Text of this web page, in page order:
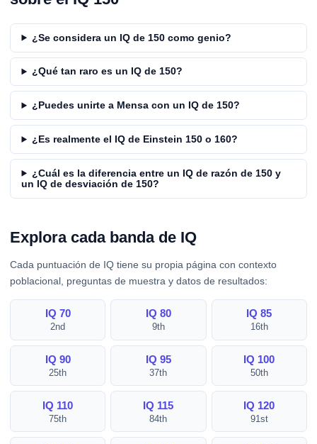
¿Se considera un IQ de 150 como genio?
¿Qué tan raro es un IQ de 150?
¿Puedes unirte a Mensa con un IQ de 150?
¿Es realmente el IQ de Einstein 150 o 160?
¿Cuál es la diferencia entre un IQ de razón de 150 y
un IQ de desviación de 150?
Explora cada banda de IQ
Cada puntuación de IQ tiene su propia página con contexto
poblacional, preguntas de muestra y datos de resultados:
IQ 70
2nd
IQ 80
9th
IQ 85
16th
IQ 90
25th
IQ 95
37th
IQ 100
50th
IQ 110
75th
IQ 115
84th
IQ 120
91st